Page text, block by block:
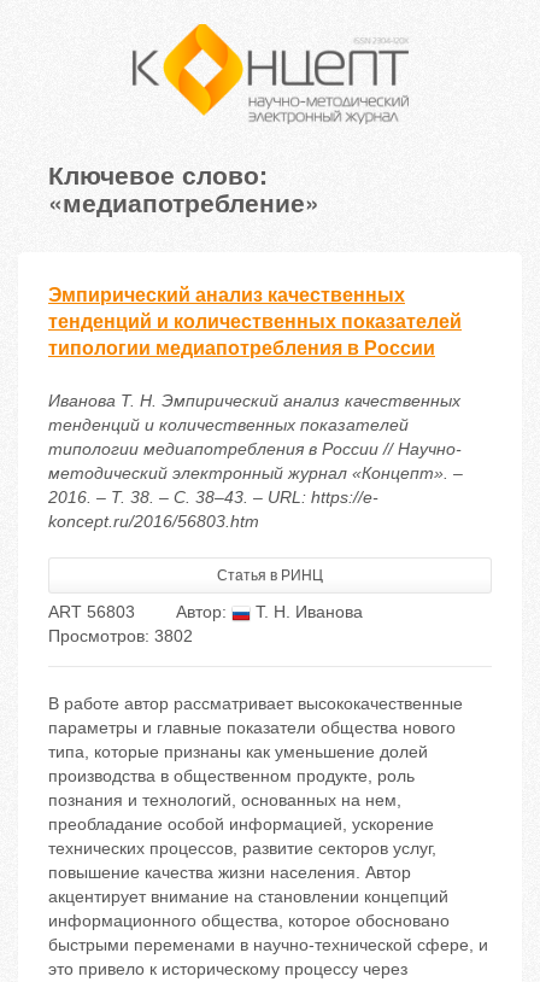
Ключевое слово:
«медиапотребление»
Эмпирический анализ качественных
тенденций и количественных показателей
типологии медиапотребления в России
Иванова Т. Н. Эмпирический анализ качественных
тенденций и количественных показателей
типологии медиапотребления в России // Научно-
методический электронный журнал «Концепт». –
2016. – Т. 38. – С. 38–43. – URL: https://e-
koncept.ru/2016/56803.htm
Статья в РИНЦ
ART 56803 Автор:
Т. Н. Иванова
Просмотров: 3802
В работе автор рассматривает высококачественные
параметры и главные показатели общества нового
типа, которые признаны как уменьшение долей
производства в общественном продукте, роль
познания и технологий, основанных на нем,
преобладание особой информацией, ускорение
технических процессов, развитие секторов услуг,
повышение качества жизни населения. Автор
акцентирует внимание на становлении концепций
информационного общества, которое обосновано
быстрыми переменами в научно-технической сфере, и
это привело к историческому процессу через